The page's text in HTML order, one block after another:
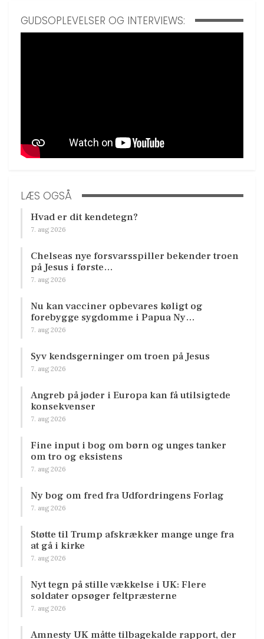
GUDSOPLEVELSER OG INTERVIEWS:
LÆS OGSÅ
Hvad er dit kendetegn?
7. aug 2026
Chelseas nye forsvarsspiller bekender troen
på Jesus i første…
7. aug 2026
Nu kan vacciner opbevares køligt og
forebygge sygdomme i Papua Ny…
7. aug 2026
Syv kendsgerninger om troen på Jesus
7. aug 2026
Angreb på jøder i Europa kan få utilsigtede
konsekvenser
7. aug 2026
Fine input i bog om børn og unges tanker
om tro og eksistens
7. aug 2026
Ny bog om fred fra Udfordringens Forlag
7. aug 2026
Støtte til Trump afskrækker mange unge fra
at gå i kirke
7. aug 2026
Nyt tegn på stille vækkelse i UK: Flere
soldater opsøger feltpræsterne
7. aug 2026
Amnesty UK måtte tilbagekalde rapport, der